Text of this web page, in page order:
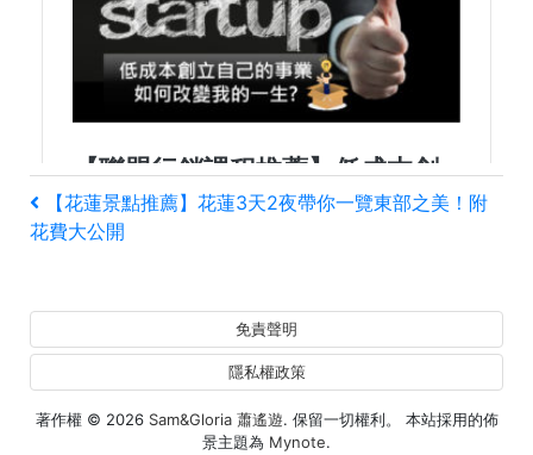
文
章
導
覽
上
一
章
【花蓮景點推薦】花蓮3天2夜帶你一覽東部之美！附
花費大公開
著作權 © 2026 Sam&Gloria 蕭遙遊. 保留一切權利。 本站採用的佈
景主題為 Mynote.
免責聲明
隱私權政策